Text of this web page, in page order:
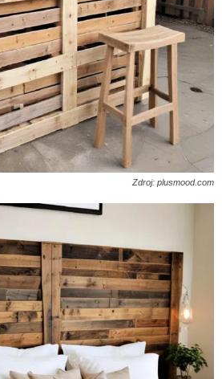
Zdroj: plusmood.com